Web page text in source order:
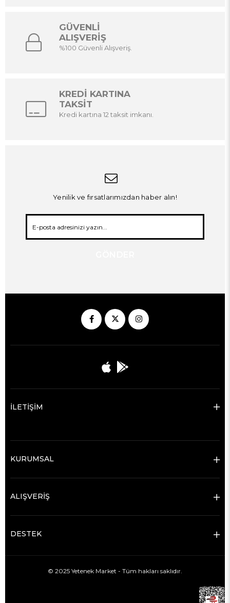
GÜVENLİ
ALIŞVERİŞ
%100 Güvenli Alışveriş.
KREDİ KARTINA
TAKSİT
Kredi kartına 12 taksit imkanı.
Yenilik ve fırsatlarımızdan haber alın!
İLETİŞİM
KURUMSAL
ALIŞVERİŞ
DESTEK
© 2025 Yetenek Market - Tüm hakları saklıdır.